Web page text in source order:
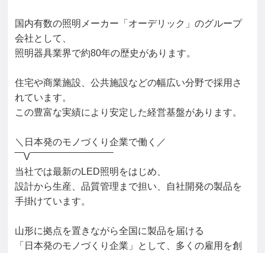
国内有数の照明メーカー「オーデリック」のグループ
会社として、
照明器具業界で約80年の歴史があります。
住宅や商業施設、公共施設などの幅広い分野で採用さ
れています。
この豊富な実績により安定した経営基盤があります。
＼日本発のモノづくり企業で働く／
‾‾‾V‾‾‾‾‾‾‾‾‾‾‾‾‾‾‾‾‾‾‾‾‾‾‾‾‾‾‾‾
当社では最新のLED照明をはじめ、
設計から生産、品質管理まで担い、自社開発の製品を
手掛けています。
山形に拠点を置きながら全国に製品を届ける
「日本発のモノづくり企業」として、多くの雇用を創